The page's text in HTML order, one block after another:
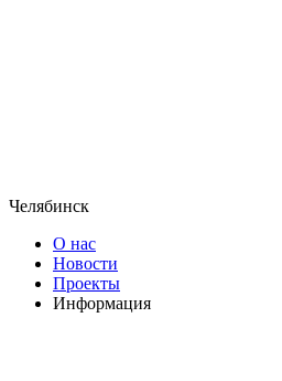
Челябинск
О нас
Новости
Проекты
Информация